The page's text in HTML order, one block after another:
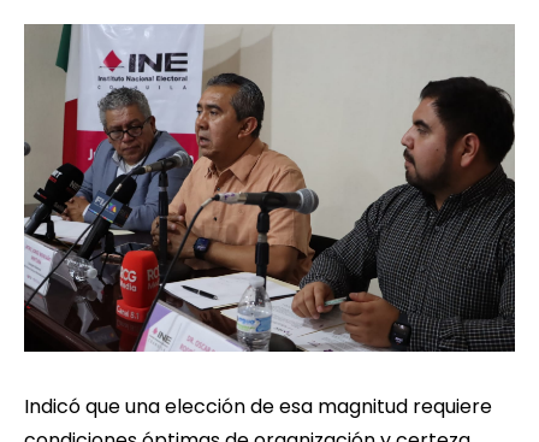
Indicó que una elección de esa magnitud requiere